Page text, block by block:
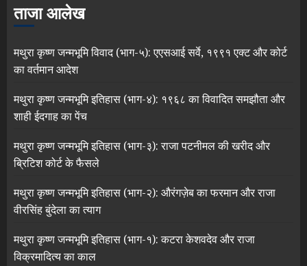
ताजा आलेख
मथुरा कृष्ण जन्मभूमि विवाद (भाग-५): एएसआई सर्वे, १९९१ एक्ट और कोर्ट
का वर्तमान आदेश
मथुरा कृष्ण जन्मभूमि इतिहास (भाग-४): १९६८ का विवादित समझौता और
शाही ईदगाह का पेंच
मथुरा कृष्ण जन्मभूमि इतिहास (भाग-३): राजा पटनीमल की खरीद और
ब्रिटिश कोर्ट के फैसले
मथुरा कृष्ण जन्मभूमि इतिहास (भाग-२): औरंगज़ेब का फरमान और राजा
वीरसिंह बुंदेला का त्याग
मथुरा कृष्ण जन्मभूमि इतिहास (भाग-१): कटरा केशवदेव और राजा
विक्रमादित्य का काल